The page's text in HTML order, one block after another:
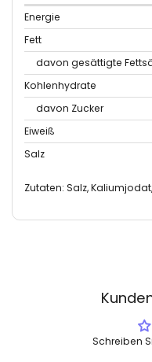
Energie
Fett
davon gesättigte
Kohlenhydrate
davon Zucker
Eiweiß
Salz
Zutaten: Salz,
Schreiben